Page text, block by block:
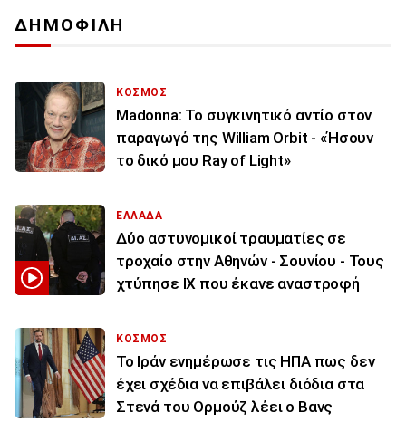
ΔΗΜΟΦΙΛΗ
ΚΟΣΜΟΣ
Madonna: Το συγκινητικό αντίο στον
παραγωγό της William Orbit - «Ήσουν
το δικό μου Ray of Light»
ΕΛΛΑΔΑ
Δύο αστυνομικοί τραυματίες σε
τροχαίο στην Αθηνών - Σουνίου - Τους
χτύπησε ΙΧ που έκανε αναστροφή
ΚΟΣΜΟΣ
To Ιράν ενημέρωσε τις ΗΠΑ πως δεν
έχει σχέδια να επιβάλει διόδια στα
Στενά του Ορμούζ λέει ο Βανς